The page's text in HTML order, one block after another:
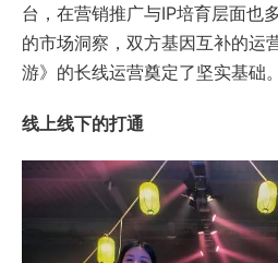
台，在营销推广与IP培育层面也
的市场洞察，双方基因互补的运
游》的长线运营奠定了坚实基础。
线上线下的打通